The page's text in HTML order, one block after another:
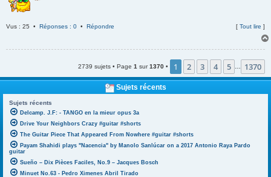
Vus : 25 • Réponses : 0 • Répondre [ Tout lire ]
2739 sujets • Page 1 sur1370 • 1 2 3 4 5 1370
Sujets récents
Sujets récents
Delcamp. J.F: - TANGO en la mieur opus 3a
Drive Your Neighbors Crazy #guitar #shorts
The Guitar Piece That Appeared From Nowhere #guitar #shorts
Payam Shahidi plays "Nacencia" by Manolo Sanlúcar on a 2017 Antonio Raya Pardo
guitar
Sueño – Dix Pièces Faciles, No.9 – Jacques Bosch
Minuet No.63 - Pedro Ximenes Abril Tirado